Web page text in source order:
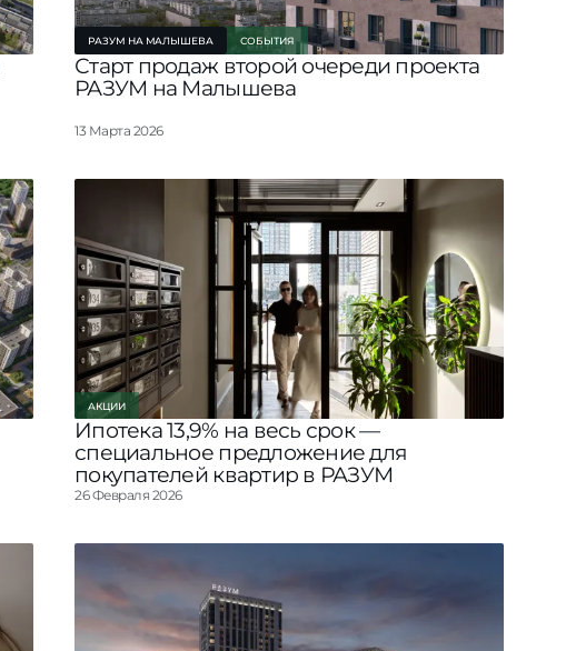
РАЗУМ НА МАЛЫШЕВА СОБЫТИЯ
Старт продаж второй очереди проекта
РАЗУМ на Малышева
13 Марта 2026
АКЦИИ
Ипотека 13,9% на весь срок —
специальное предложение для
покупателей квартир в РАЗУМ
26 Февраля 2026